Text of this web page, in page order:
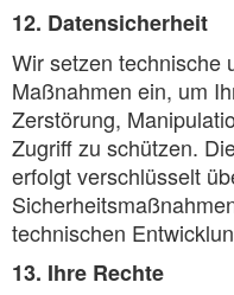
12. Datensicherheit
Wir setzen technische
Maßnahmen ein, um
Zerstörung,
Zugriff zu schützen.
erfolgt verschlüsselt
technischen
13. Ihre Rechte